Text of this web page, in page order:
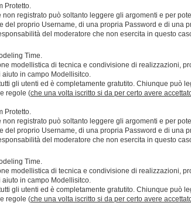
Protetto.
non registrato può soltanto leggere gli argomenti e per
del proprio Username, di una propria Password e di
del moderatore che non esercita in questo
Time.
modellistica di tecnica e condivisione di realizzazioni,
in campo Modellisitco.
gli utenti ed è completamente gratutito. Chiunque può
regole (che una volta iscritto si da per certo avere
Protetto.
non registrato può soltanto leggere gli argomenti e per
del proprio Username, di una propria Password e di
del moderatore che non esercita in questo
Time.
modellistica di tecnica e condivisione di realizzazioni,
in campo Modellisitco.
gli utenti ed è completamente gratutito. Chiunque può
regole (che una volta iscritto si da per certo avere